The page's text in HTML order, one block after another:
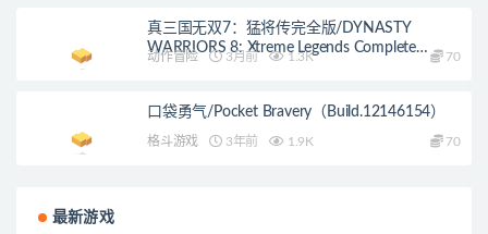
真三国无双7：猛将传完全版/DYNASTY
WARRIORS 8: Xtreme Legends Complete
动作冒险 3月前 1.3K 70
口袋勇气/Pocket Bravery（Build.12146154）
格斗游戏 3年前 1.9K 70
最新游戏